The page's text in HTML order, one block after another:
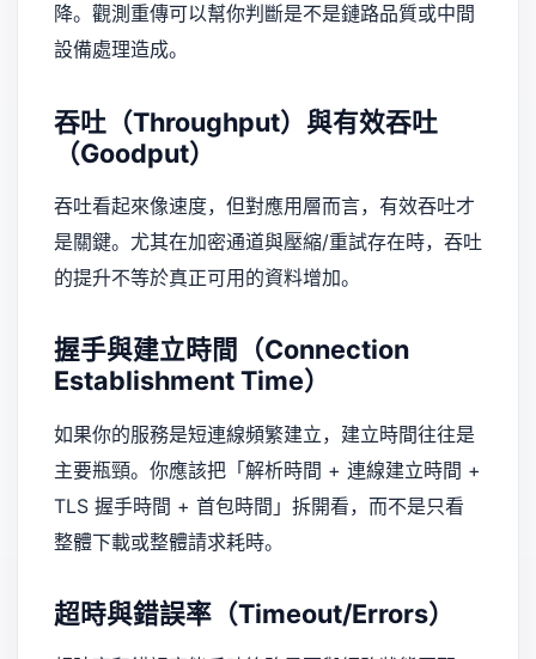
降。觀測重傳可以幫你判斷是不是鏈路品質或中間
設備處理造成。
吞吐（Throughput）與有效吞吐
（Goodput）
吞吐看起來像速度，但對應用層而言，有效吞吐才
是關鍵。尤其在加密通道與壓縮/重試存在時，吞吐
的提升不等於真正可用的資料增加。
握手與建立時間（Connection
Establishment Time）
如果你的服務是短連線頻繁建立，建立時間往往是
主要瓶頸。你應該把「解析時間 + 連線建立時間 +
TLS 握手時間 + 首包時間」拆開看，而不是只看
整體下載或整體請求耗時。
超時與錯誤率（Timeout/Errors）